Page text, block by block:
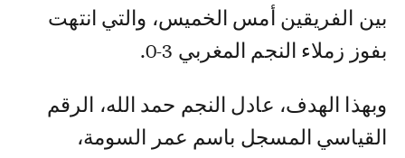
بين الفريقين أمس الخميس، والتي انتهت
بفوز زملاء النجم المغربي 3-0.
وبهذا الهدف، عادل النجم حمد الله، الرقم
القياسي المسجل باسم عمر السومة،